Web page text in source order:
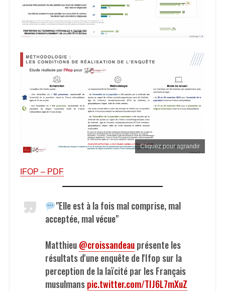
Cliquez pour agrandir
IFOP – PDF
"Elle est à la fois mal comprise, mal
acceptée, mal vécue"
Matthieu@croissandeauprésente les
résultats d'une enquête de l'Ifop sur la
perception de la laïcité par les Français
musulmanspic.twitter.com/TIJ6L7mXuZ